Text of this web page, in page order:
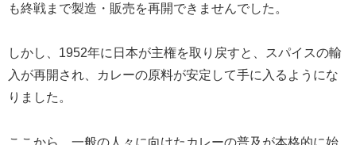
も終戦まで製造・販売を再開できませんでした。
しかし、1952年に日本が主権を取り戻すと、スパイスの輸
入が再開され、カレーの原料が安定して手に入るようにな
りました。